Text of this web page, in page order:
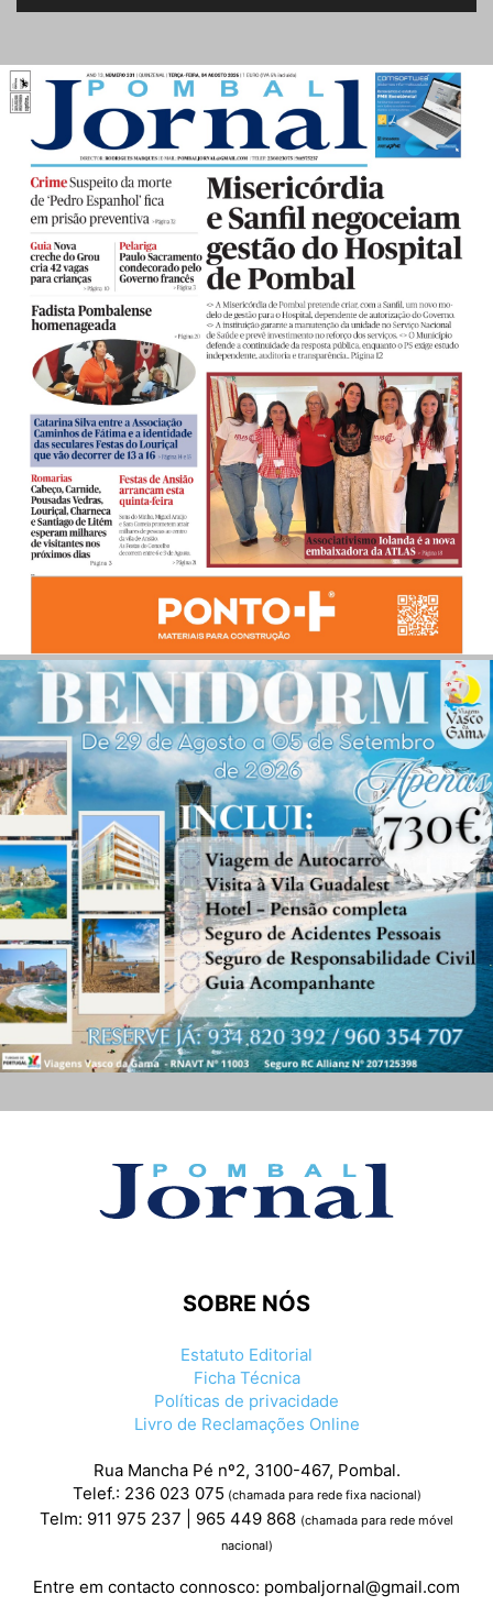
SOBRE NÓS
Estatuto Editorial
Ficha Técnica
Políticas de privacidade
Livro de Reclamações Online
Rua Mancha Pé nº2, 3100-467, Pombal.
Telef.: 236 023 075 (chamada para rede fixa nacional)
Telm: 911 975 237 | 965 449 868 (chamada para rede móvel
nacional)
Entre em contacto connosco: pombaljornal@gmail.com